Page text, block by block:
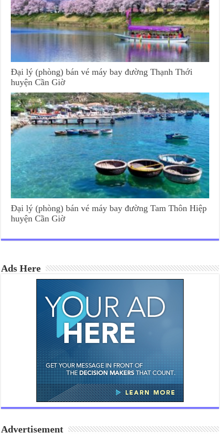
Đại lý (phòng) bán vé máy bay đường Thạnh Thới
huyện Cần Giờ
Đại lý (phòng) bán vé máy bay đường Tam Thôn Hiệp
huyện Cần Giờ
Ads Here
Advertisement